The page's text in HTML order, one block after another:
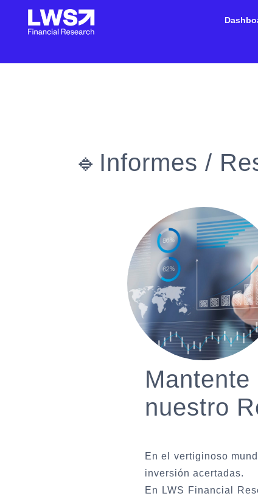
🔹Informes /
nuestro
En el vertiginoso
inversión acertadas.
En LWS Financial